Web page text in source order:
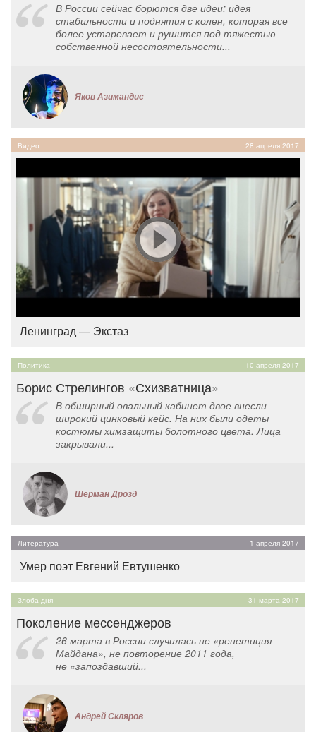
В России сейчас борются две идеи: идея
стабильности и поднятия с колен, которая все
более устаревает и рушится под тяжестью
собственной несостоятельности...
Яков Азимандис
Видео 28 апреля 2017
Ленинград — Экстаз
Политика 10 апреля 2017
Борис Стрелингов «Схизватница»
В обширный овальный кабинет двое внесли
широкий цинковый кейс. На них были одеты
костюмы химзащиты болотного цвета. Лица
закрывали...
Шерман Дрозд
Литература 1 апреля 2017
Умер поэт Евгений Евтушенко
Злоба дня 31 марта 2017
Поколение мессенджеров
26 марта в России случилась не «репетиция
Майдана», не повторение 2011 года,
не «запоздавший...
Андрей Скляров